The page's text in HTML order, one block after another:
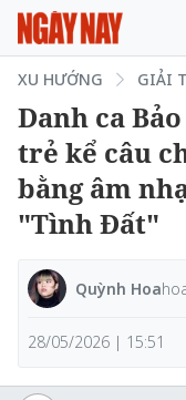
XU HƯỚNG GIẢI
Danh ca
trẻ kể câu
bằng âm
"Tình Đất"
Quỳnh Hoa
28/05/2026 | 15:51